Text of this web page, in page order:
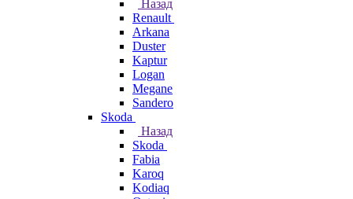
Назад
Renault
Arkana
Duster
Kaptur
Logan
Megane
Sandero
Skoda
Назад
Skoda
Fabia
Karoq
Kodiaq